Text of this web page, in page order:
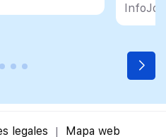
legales Mapa web